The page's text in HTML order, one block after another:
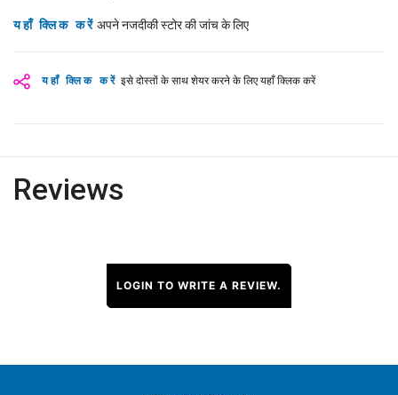
यहाँ क्लिक करें इसे दोस्तों के साथ शेयर करने के लिए यहाँ क्लिक करें
यहाँ क्लिक करें अपने नजदीकी स्टोर की जांच के लिए
Reviews
LOGIN TO WRITE A REVIEW.